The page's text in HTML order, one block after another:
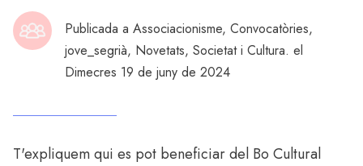
Publicada a Associacionisme, Convocatòries,
jove_segrià, Novetats, Societat i Cultura. el
Dimecres 19 de juny de 2024
T'expliquem qui es pot beneficiar del Bo Cultural